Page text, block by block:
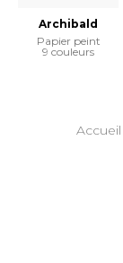
Archibald
Papier peint
9 couleurs
Accueil